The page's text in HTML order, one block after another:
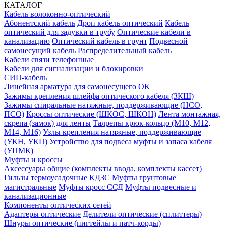
КАТАЛОГ
Кабель волоконно-оптический
Абонентский кабель Дроп кабель оптический Кабель
оптический для задувки в трубу Оптические кабели в
канализацию Оптический кабель в грунт Подвесной
самонесущий кабель Распределительный кабель
Кабели связи телефонные
Кабели для сигнализации и блокировки
СИП-кабель
Линейная арматура для самонесущего ОК
Зажимы крепления шлейфа оптического кабеля (ЗКШ)
Зажимы спиральные натяжные, поддерживающие (НСО,
ПСО) Кроссы оптические (ШКОС, ШКОН) Лента монтажная,
скрепа (замок) для ленты Талрепы крюк-кольцо (М10, М12,
М14, М16) Узлы крепления натяжные, поддерживающие
(УКН, УКП) Устройство для подвеса муфты и запаса кабеля
(УПМК)
Муфты и кроссы
Аксессуары общие (комплекты ввода, комплекты кассет)
Гильзы термоусадочные КДЗС Муфты грунтовые
магистральные Муфты кросс ССД Муфты подвесные и
канализационные
Компоненты оптических сетей
Адаптеры оптические Делители оптические (сплиттеры)
Шнуры оптические (пигтейлы и патч-корды)